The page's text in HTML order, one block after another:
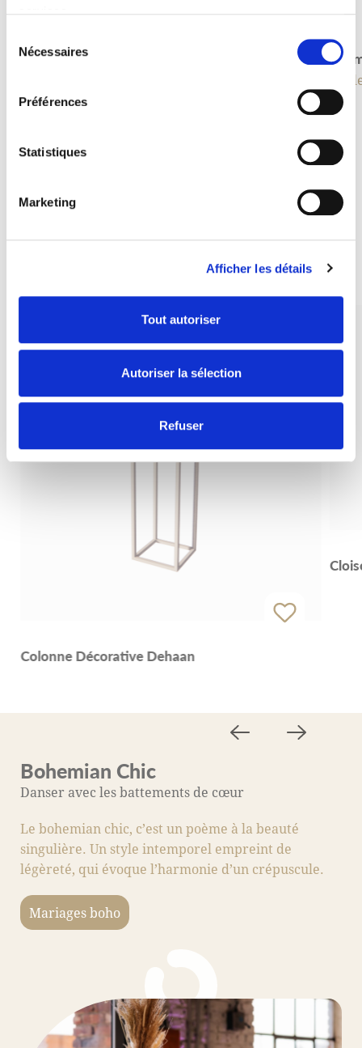
Nécessaires
Préférences
Statistiques
Marketing
Afficher les détails
Tout autoriser
Autoriser la sélection
Refuser
Shanghai Iron 60
Les combos gagnants
DÉCOUVRIR TOUT
Colonne Décorative Dehaan
Bohemian Chic
Danser avec les battements de cœur
Le bohemian chic, c’est un poème à la beauté
singulière. Un style intemporel empreint de
légèreté, qui évoque l’harmonie d’un crépuscule.
Mariages boho